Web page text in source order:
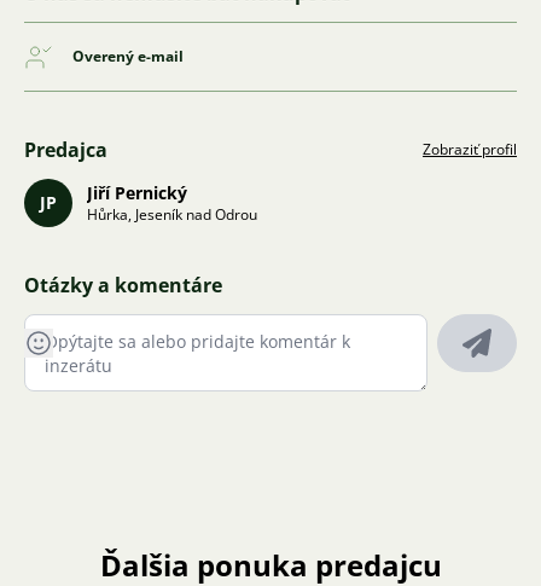
Overený e-mail
Predajca Zobraziť profil
JP Jiří Pernický
Hůrka, Jeseník nad Odrou
Otázky a komentáre
Ďalšia ponuka predajcu